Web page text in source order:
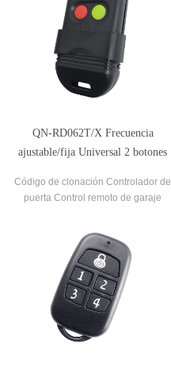
QN-RD062T/X Frecuencia
ajustable/fija Universal 2 botones
Código de clonación Controlador de
puerta Control remoto de garaje
de copia de puerta Control remoto
inalámbrico RF.